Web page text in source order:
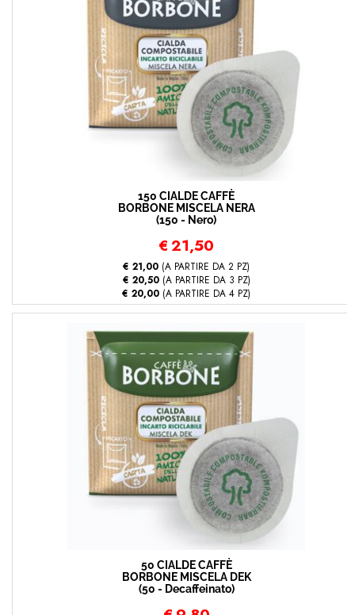
150 CIALDE CAFFÈ
BORBONE MISCELA NERA
(150 - Nero)
€21,50
€ 21,00 (A PARTIRE DA 2 PZ)
€ 20,50(A PARTIRE DA 3 PZ)
€ 20,00 (A PARTIRE DA 4 PZ)
50 CIALDE CAFFÈ
BORBONE MISCELA DEK
(50 - Decaffeinato)